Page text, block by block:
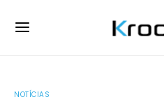
NOTÍCIAS